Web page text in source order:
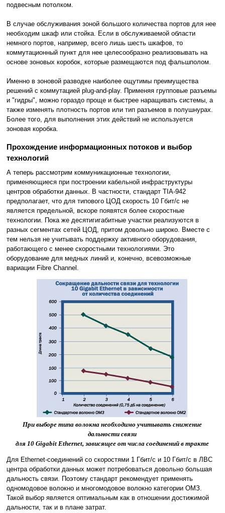
подвесным потолком.
В случае обслуживания зоной большого количества портов для нее
необходим шкаф или стойка. Если в обслуживаемой области
немного портов, например, всего лишь шесть шкафов, то
коммутационный пункт для нее целесообразно реализовывать на
основе зоновых коробок, которые размещаются под фальшполом.
Именно в зоновой разводке наиболее ощутимы преимущества
решений с коммутацией plug-and-play. Применяя групповые разъемы
и "гидры", можно гораздо проще и быстрее наращивать системы, а
также изменять плотность портов или тип разъемов в полушнурах.
Более того, для выполнения этих действий не используется
зоновая коробка.
Прохождение информационных потоков и выбор
технологий
А теперь рассмотрим коммуникационные технологии,
применяющиеся при построении кабельной инфраструктуры
центров обработки данных. В частности, стандарт TIA-942
предполагает, что для типового ЦОД скорость 10 Гбит/с не
является предельной, вскоре появятся более скоростные
технологии. Пока же десятигигабитные участки реализуются в
разных сегментах сетей ЦОД, притом довольно широко. Вместе с
тем нельзя не учитывать поддержку активного оборудования,
работающего с менее скоростными технологиями. Это
оборудование для медных линий и, конечно, всевозможные
вариации Fibre Channel.
При выборе типа волокна необходимо учитывать снижение
дальности связи
для 10 Gigabit Ethernet, зависящее от числа соединений в тракте
Для Ethernet-соединений со скоростями 1 Гбит/с и 10 Гбит/с в ЛВС
центра обработки данных может потребоваться довольно большая
дальность связи. Поэтому стандарт рекомендует применять
одномодовое волокно и многомодовое волокно категории ОМЗ.
Такой выбор является оптимальным как в отношении достижимой
дальности, так и в плане затрат.